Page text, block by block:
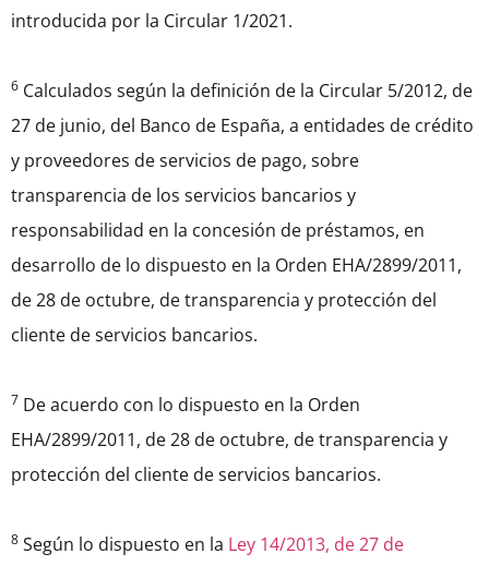
introducida por la Circular 1/2021.
6 Calculados según la definición de la Circular 5/2012, de
27 de junio, del Banco de España, a entidades de crédito
y proveedores de servicios de pago, sobre
transparencia de los servicios bancarios y
responsabilidad en la concesión de préstamos, en
desarrollo de lo dispuesto en la Orden EHA/2899/2011,
de 28 de octubre, de transparencia y protección del
cliente de servicios bancarios.
7 De acuerdo con lo dispuesto en la Orden
EHA/2899/2011, de 28 de octubre, de transparencia y
protección del cliente de servicios bancarios.
8 Según lo dispuesto en la Ley 14/2013, de 27 de